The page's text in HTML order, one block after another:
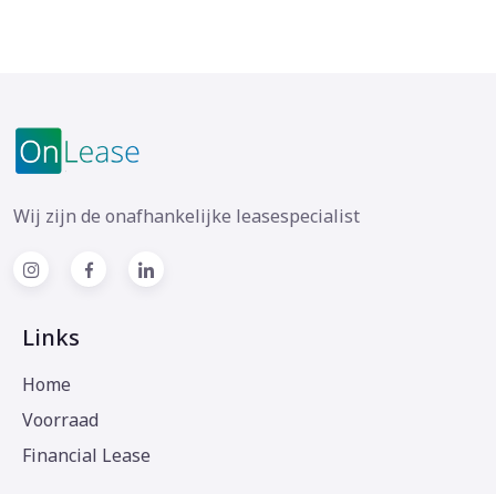
Wij zijn de onafhankelijke leasespecialist
Links
Home
Voorraad
Financial Lease